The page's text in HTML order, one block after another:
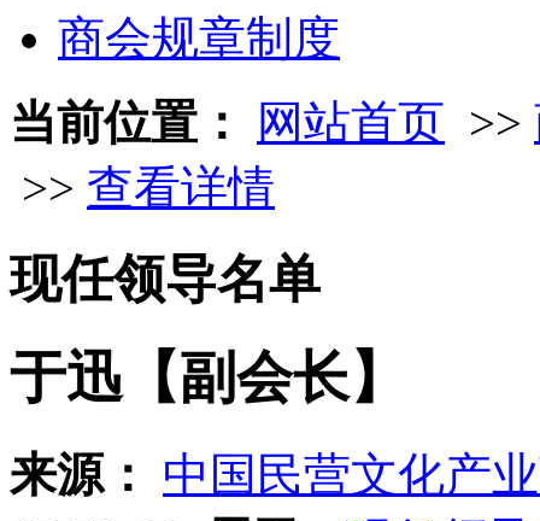
商会规章制度
当前位置：
网站首页 >>
>> 查看详情
现任领导名单
于迅【副会长】
来源：
中国民营文化产